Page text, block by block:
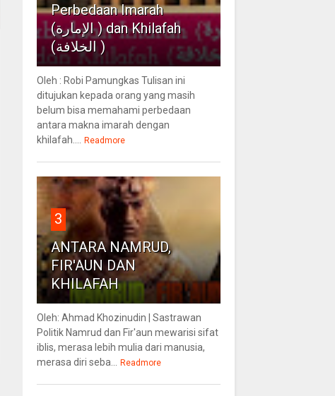
Perbedaan Imarah
(الإمارة ) dan Khilafah
(الخلافة )
Oleh : Robi Pamungkas Tulisan ini
ditujukan kepada orang yang masih
belum bisa memahami perbedaan
antara makna imarah dengan
khilafah....
Readmore
3
ANTARA NAMRUD,
FIR'AUN DAN
KHILAFAH
Oleh: Ahmad Khozinudin | Sastrawan
Politik Namrud dan Fir'aun mewarisi sifat
iblis, merasa lebih mulia dari manusia,
merasa diri seba...
Readmore